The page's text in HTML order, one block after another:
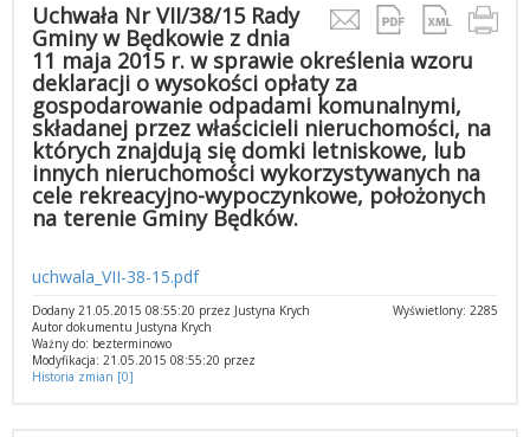
Uchwała Nr VII/38/15 Rady
Gminy w Będkowie z dnia
11 maja 2015 r. w sprawie określenia wzoru
deklaracji o wysokości opłaty za
gospodarowanie odpadami komunalnymi,
składanej przez właścicieli nieruchomości, na
których znajdują się domki letniskowe, lub
innych nieruchomości wykorzystywanych na
cele rekreacyjno-wypoczynkowe, położonych
na terenie Gminy Będków.
uchwala_VII-38-15.pdf
Wyświetlony: 2285
Dodany 21.05.2015 08:55:20 przez Justyna Krych
Autor dokumentu Justyna Krych
Ważny do: bezterminowo
Modyfikacja: 21.05.2015 08:55:20 przez
Historia zmian [0]